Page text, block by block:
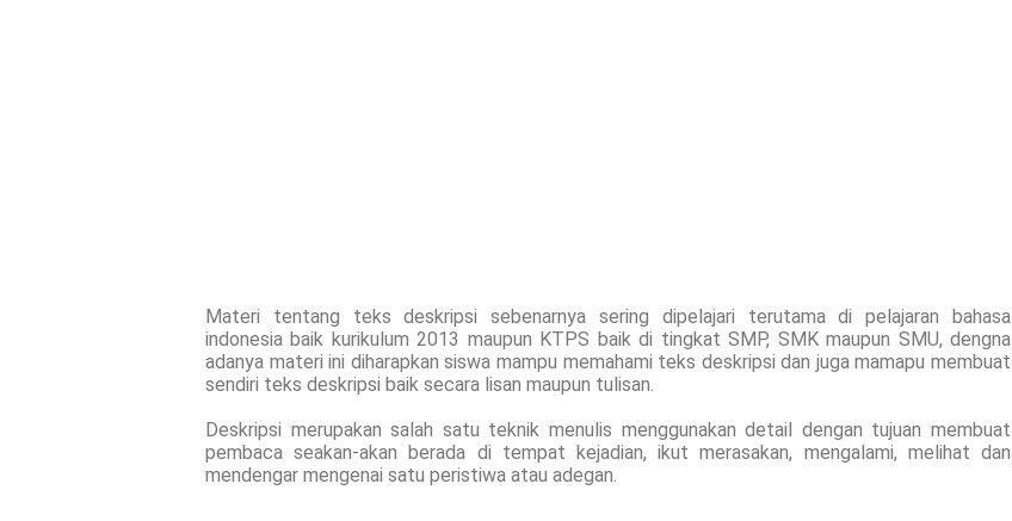
Materi tentang teks deskripsi sebenarnya sering dipelajari terutama di pelajaran bahasa
indonesia baik kurikulum 2013 maupun KTPS baik di tingkat SMP, SMK maupun SMU, dengna
adanya materi ini diharapkan siswa mampu memahami teks deskripsi dan juga mamapu membuat
sendiri teks deskripsi baik secara lisan maupun tulisan.
Deskripsi merupakan salah satu teknik menulis menggunakan detail dengan tujuan membuat
pembaca seakan-akan berada di tempat kejadian, ikut merasakan, mengalami, melihat dan
mendengar mengenai satu peristiwa atau adegan.